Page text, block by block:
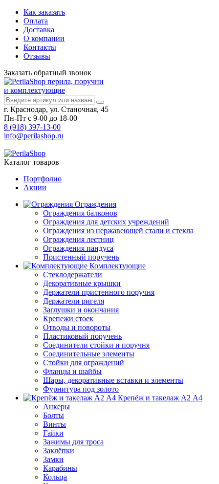
Как заказать
Оплата
Доставка
О компании
Контакты
Отзывы
Заказать обратный звонок
перила, поручни
и комплектующие
г. Краснодар, ул. Станочная, 45
Пн-Пт с 9-00 до 18-00
8 (918) 397-13-00
info@perilashop.ru
Каталог товаров
Портфолио
Акции
Ограждения
Ограждения балконов
Ограждения для детских учреждений
Ограждения из нержавеющей стали и стекла
Ограждения лестниц
Ограждения пандуса
Пристенный поручень
Комплектующие
Стеклодержатели
Декоративные крышки
Держатели пристенного поручня
Держатели ригеля
Заглушки и окончания
Крепежи стоек
Отводы и повороты
Пластиковый поручень
Соединители стойки и поручня
Соединительные элементы
Стойки для ограждений
Фланцы и шайбы
Шары, декоративные вставки и элементы
Фурнитура под золото
Крепёж и такелаж А2 А4
Анкеры
Болты
Винты
Гайки
Зажимы для троса
Заклёпки
Замки
Карабины
Кольца